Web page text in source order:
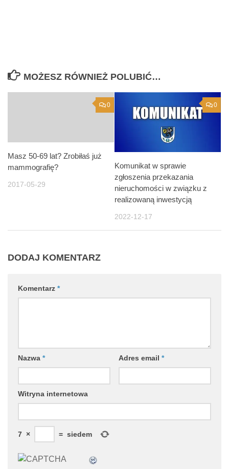
MOŻESZ RÓWNIEŻ POLUBIĆ…
0
Masz 50-69 lat? Zrobiłaś już
mammografię?
2017-05-29
0
Komunikat w sprawie
zgłoszenia przekazania
nieruchomości w związku z
realizowaną inwestycją
2022-12-17
DODAJ KOMENTARZ
Komentarz *
Nazwa * Adres email *
Witryna internetowa
7 × = siedem